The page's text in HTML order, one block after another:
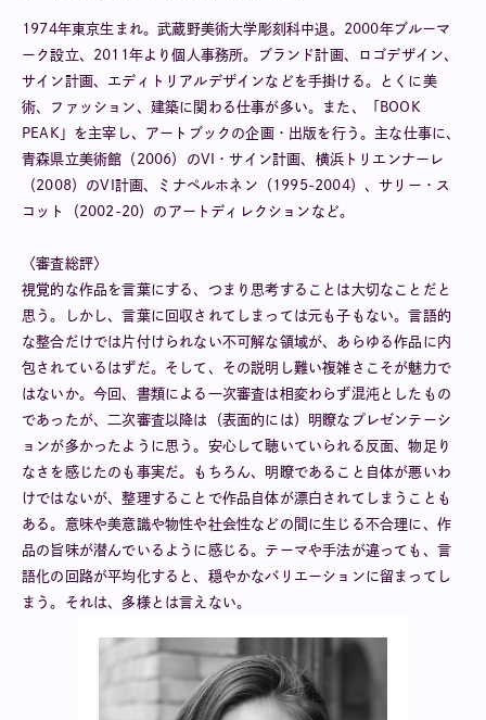
1974年東京生まれ。武蔵野美術大学彫刻科中退。2000年ブルーマ
ーク設立、2011年より個人事務所。ブランド計画、ロゴデザイン、
サイン計画、エディトリアルデザインなどを手掛ける。とくに美
術、ファッション、建築に関わる仕事が多い。また、「BOOK
PEAK」を主宰し、アートブックの企画・出版を行う。主な仕事に、
青森県立美術館（2006）のVI・サイン計画、横浜トリエンナーレ
（2008）のVI計画、ミナペルホネン（1995-2004）、サリー・ス
コット（2002-20）のアートディレクションなど。
〈審査総評〉
視覚的な作品を言葉にする、つまり思考することは大切なことだと
思う。しかし、言葉に回収されてしまっては元も子もない。言語的
な整合だけでは片付けられない不可解な領域が、あらゆる作品に内
包されているはずだ。そして、その説明し難い複雑さこそが魅力で
はないか。今回、書類による一次審査は相変わらず混沌としたもの
であったが、二次審査以降は（表面的には）明瞭なプレゼンテーシ
ョンが多かったように思う。安心して聴いていられる反面、物足り
なさを感じたのも事実だ。もちろん、明瞭であること自体が悪いわ
けではないが、整理することで作品自体が漂白されてしまうことも
ある。意味や美意識や物性や社会性などの間に生じる不合理に、作
品の旨味が潜んでいるように感じる。テーマや手法が違っても、言
語化の回路が平均化すると、穏やかなバリエーションに留まってし
まう。それは、多様とは言えない。